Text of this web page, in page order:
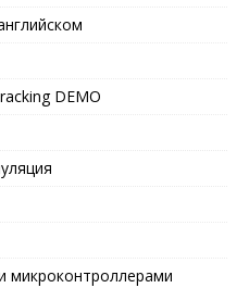
DEMO
микроконтроллерами